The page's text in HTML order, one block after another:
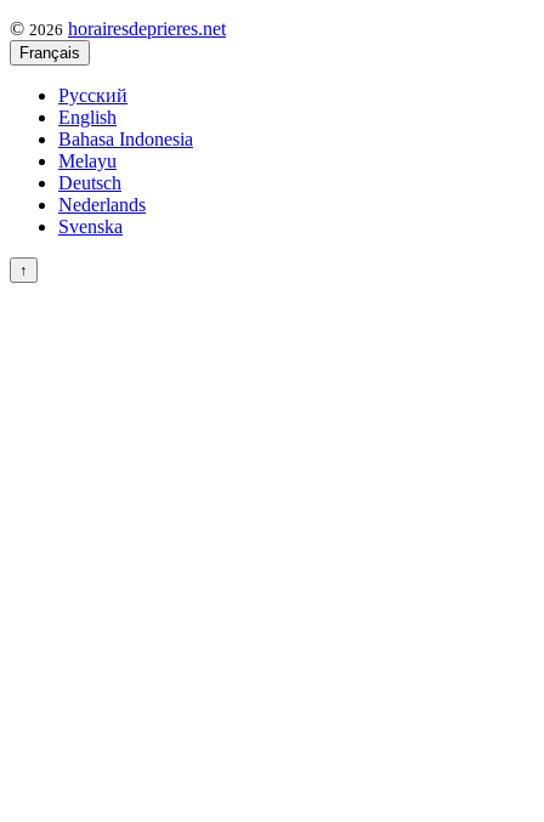
© 2026 horairesdeprieres.net
Français
Русский
English
Bahasa Indonesia
Melayu
Deutsch
Nederlands
Svenska
↑